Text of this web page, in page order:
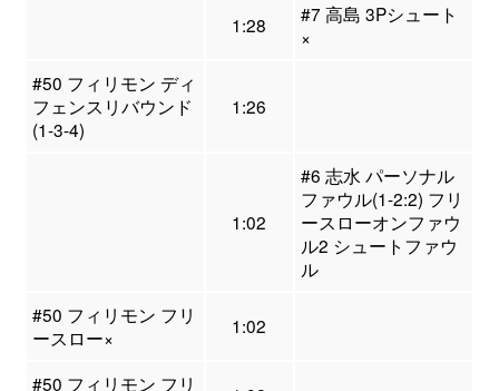
1:28
#7 高島 3Pシュート
×
#50 フィリモン ディ
フェンスリバウンド
(1-3-4)
1:26
1:02
#6 志水 パーソナル
ファウル(1-2:2) フリ
ースローオンファウ
ル2 シュートファウ
ル
#50 フィリモン フリ
ースロー×
1:02
#50 フィリモン フリ